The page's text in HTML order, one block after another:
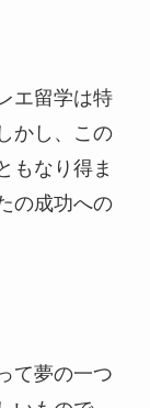
エ留学は特
かし、この
もなり得ま
の成功への
て夢の一つ